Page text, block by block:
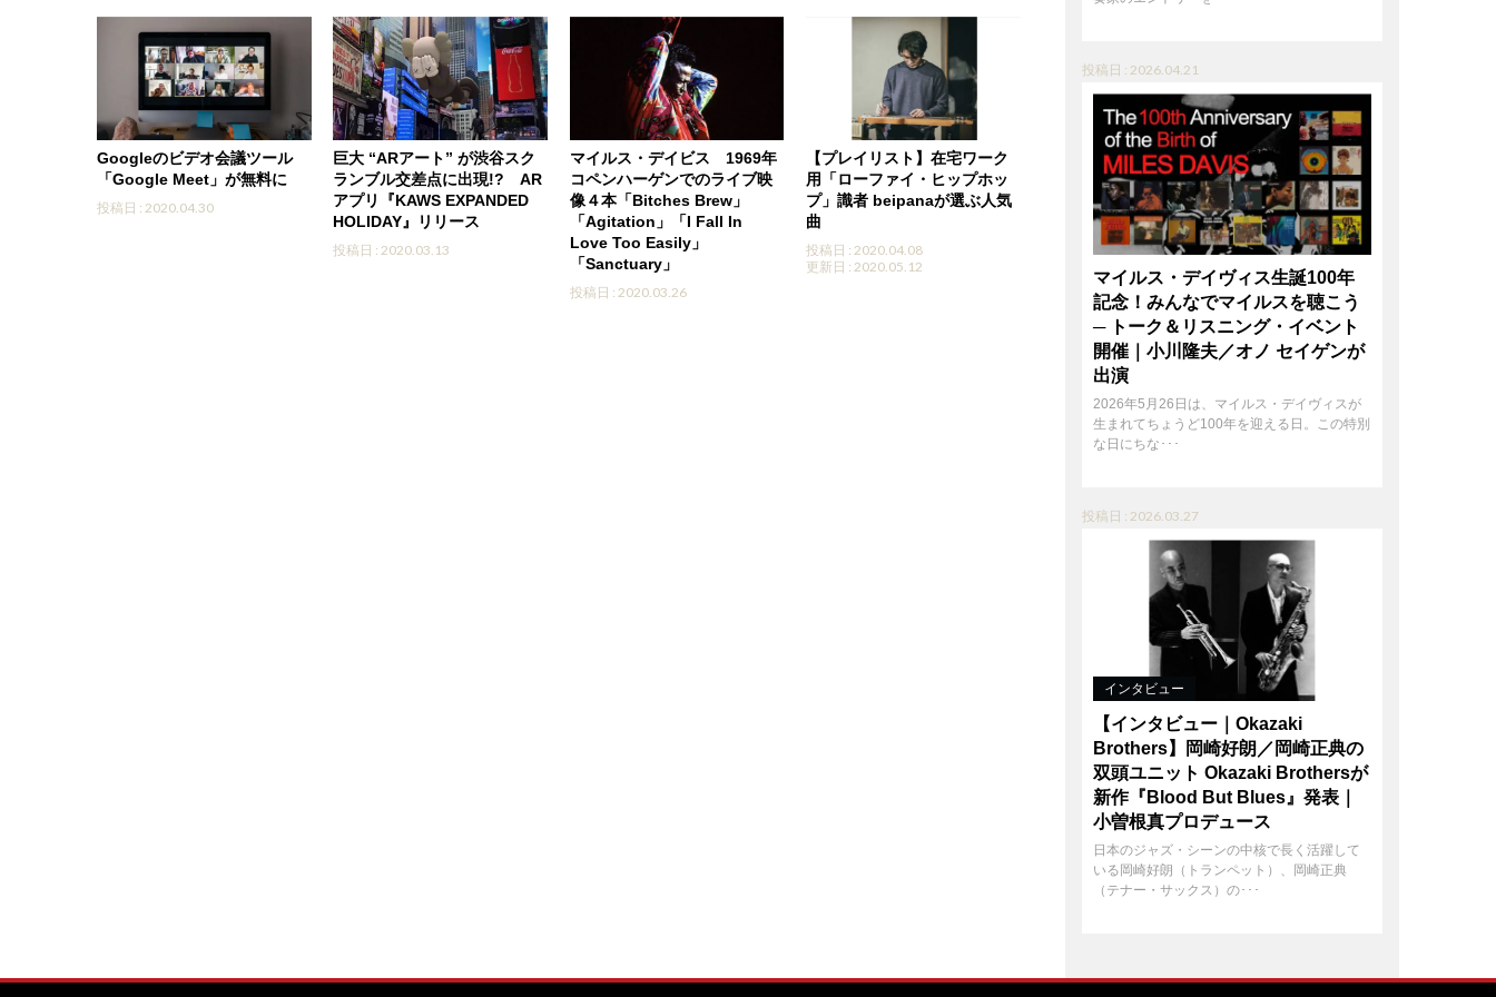
Googleのビデオ会議ツール
「Google Meet」が無料に
投稿日 : 2020.04.30
巨大 “ARアート” が渋谷スク
ランブル交差点に出現!? AR
アプリ『KAWS EXPANDED
HOLIDAY』リリース
投稿日 : 2020.03.13
マイルス・デイビス 1969年
コペンハーゲンでのライブ映
像４本「Bitches Brew」
「Agitation」「I Fall In
Love Too Easily」
「Sanctuary」
投稿日 : 2020.03.26
【プレイリスト】在宅ワーク
用「ローファイ・ヒップホッ
プ」識者 beipanaが選ぶ人気
曲
投稿日 : 2020.04.08
更新日 : 2020.05.12
投稿日 : 2026.04.21
マイルス・デイヴィス生誕100年
記念！みんなでマイルスを聴こう
─ トーク＆リスニング・イベント
開催｜小川隆夫／オノ セイゲンが
出演
2026年5月26日は、マイルス・デイヴィスが
生まれてちょうど100年を迎える日。この特別
な日にちな･･･
投稿日 : 2026.03.27
インタビュー
【インタビュー｜Okazaki
Brothers】岡崎好朗／岡崎正典の
双頭ユニット Okazaki Brothersが
新作『Blood But Blues』発表｜
小曽根真プロデュース
日本のジャズ・シーンの中核で長く活躍して
いる岡崎好朗（トランペット）、岡崎正典
（テナー・サックス）の･･･